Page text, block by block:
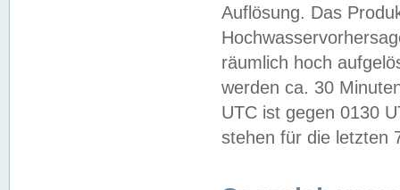
Auflösung. Das
räumlich hoch
werden ca. 30
UTC ist gegen 0130
stehen für die letzten